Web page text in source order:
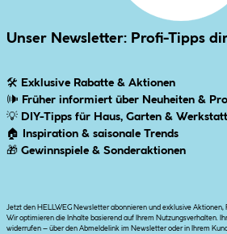
Unser Newsletter: Profi-Tipps
🛠 Exklusive Rabatte & Aktionen
🕪 Früher informiert über Neuheiten &
💡 DIY-Tipps für Haus, Garten & Werkstatt
🏠
Inspiration & saisonale Trends
🎁 Gewinnspiele & Sonderaktionen
Jetzt den HELLWEG Newsletter abonnieren und exklusive
Wir optimieren die Inhalte basierend auf Ihrem Nutzungsverhalten.
widerrufen – über den Abmeldelink im Newsletter oder in Ihrem